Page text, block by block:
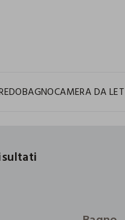
BAGNOCAMERA DA